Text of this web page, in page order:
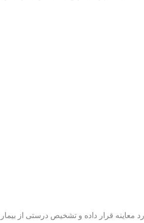
معاینه قرار داده و تشخیص درستی از